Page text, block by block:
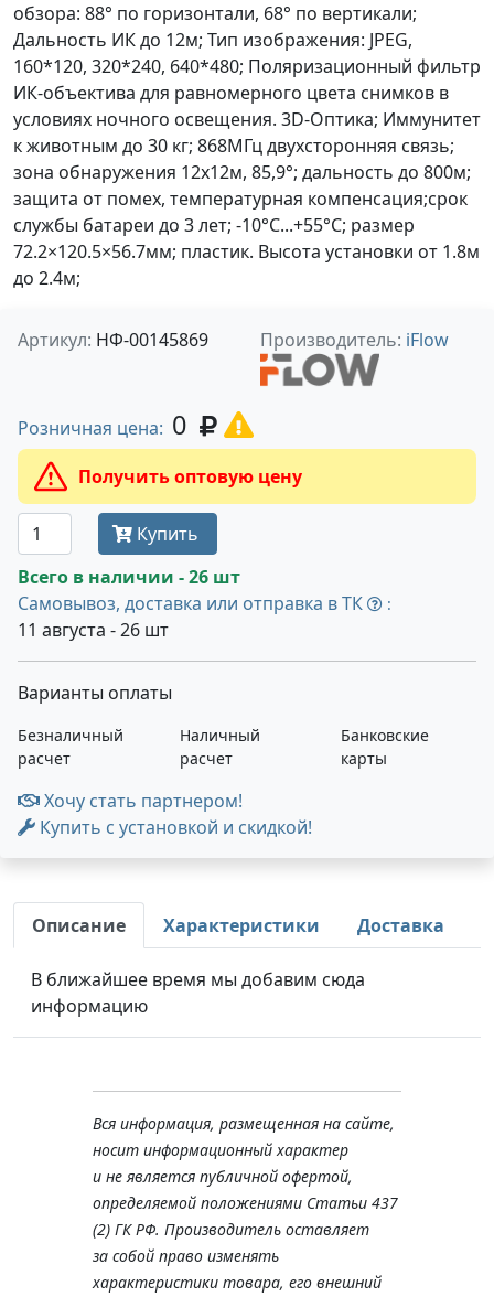
обзора: 88° по горизонтали, 68° по вертикали;
Дальность ИК до 12м; Тип изображения: JPEG,
160*120, 320*240, 640*480; Поляризационный фильтр
ИК-объектива для равномерного цвета снимков в
условиях ночного освещения. 3D-Оптика; Иммунитет
к животным до 30 кг; 868МГц двухсторонняя связь;
зона обнаружения 12х12м, 85,9°; дальность до 800м;
защита от помех, температурная компенсация;срок
службы батареи до 3 лет; -10°C...+55°C; размер
72.2×120.5×56.7мм; пластик. Высота установки от 1.8м
до 2.4м;
Артикул: НФ-00145869 Производитель: iFlow
Розничная цена: 0
Получить оптовую цену
Купить
Всего в наличии - 26 шт
Самовывоз, доставка или отправка в ТК
:
11 августа - 26 шт
Варианты оплаты
Безналичный
расчет
Наличный
расчет
Банковские
карты
Хочу стать партнером!
Купить с установкой и скидкой!
Описание Характеристики Доставка
В ближайшее время мы добавим сюда
информацию
Вся информация, размещенная на сайте,
носит информационный характер
и не является публичной офертой,
определяемой положениями Статьи 437
(2) ГК РФ. Производитель оставляет
за собой право изменять
характеристики товара, его внешний